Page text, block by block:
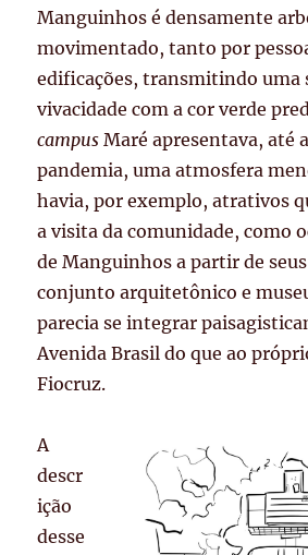
Manguinhos é densamente
movimentado, tanto por
edificações, transmitindo uma
vivacidade com a cor verde
campus Maré apresentava, até
pandemia, uma atmosfera
havia, por exemplo, atrativos
a visita da comunidade, como
de Manguinhos a partir de
conjunto arquitetônico e
parecia se integrar
Avenida Brasil do que ao
Fiocruz.
A
descr
ição
desse